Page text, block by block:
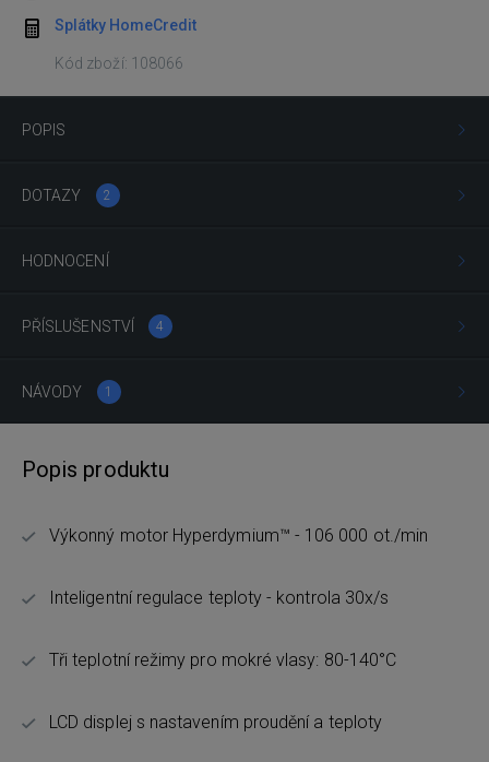
Splátky HomeCredit
Kód zboží: 108066
POPIS
DOTAZY 2
HODNOCENÍ
PŘÍSLUŠENSTVÍ 4
NÁVODY 1
Popis produktu
Výkonný motor Hyperdymium™ - 106 000 ot./min
Inteligentní regulace teploty - kontrola 30x/s
Tři teplotní režimy pro mokré vlasy: 80-140°C
LCD displej s nastavením proudění a teploty